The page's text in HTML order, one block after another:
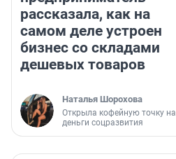
рассказала, как на
самом деле устроен
бизнес со складами
дешевых товаров
Наталья Шорохова
Открыла кофейную точку на
деньги соцразвития